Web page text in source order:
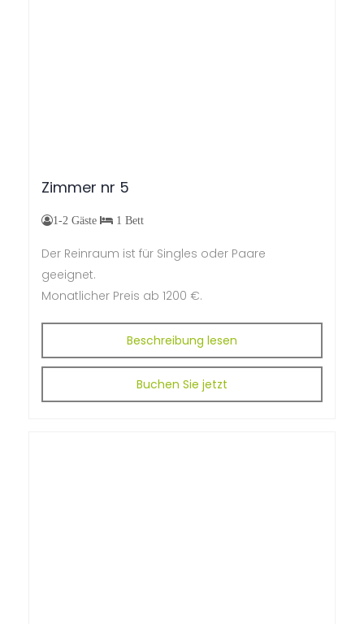
Zimmer nr 5
1-2 Gäste 1 Bett
Der Reinraum ist für Singles oder Paare
geeignet.
Monatlicher Preis ab 1200 €.
Beschreibung lesen
Buchen Sie jetzt